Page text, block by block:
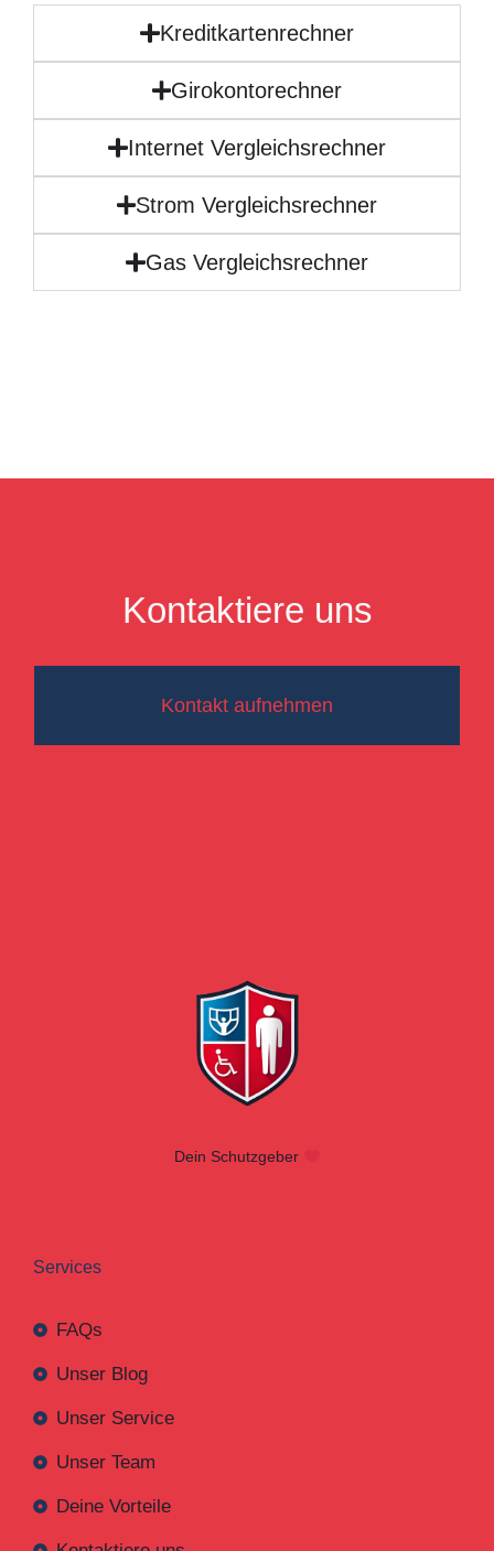
Kreditkartenrechner
Girokontorechner
Internet Vergleichsrechner
Strom Vergleichsrechner
Gas Vergleichsrechner
Kontaktiere uns
Kontakt aufnehmen
Dein Schutzgeber
Services
FAQs
Unser Blog
Unser Service
Unser Team
Deine Vorteile